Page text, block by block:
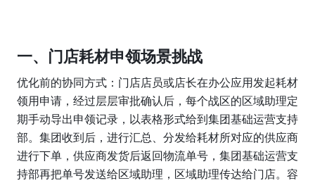
一、门店耗材申领场景挑战
优化前的协同方式：门店店员或店长在办公应用发起耗材
领用申请，经过层层审批确认后，每个战区的区域助理定
期手动导出申领记录，以表格形式给到集团基础运营支持
部。集团收到后，进行汇总、分发给耗材所对应的供应商
进行下单，供应商发货后返回物流单号，集团基础运营支
持部再把单号发送给区域助理，区域助理传达给门店。容